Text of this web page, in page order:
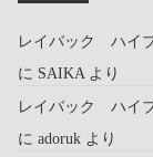
レイバック ハイ
に SAIKAより
レイバック ハイ
に adoruk より